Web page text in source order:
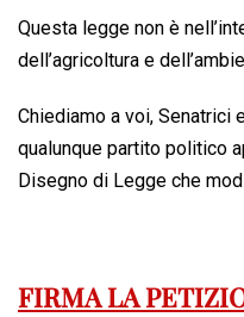
Questa legge non è
dell’agricoltura e
Chiediamo a voi, Senatrici
qualunque partito politico
Disegno di Legge che
FIRMA LA